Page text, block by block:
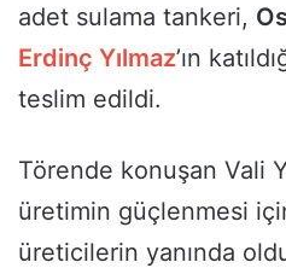
adet sulama tankeri,
Erdinç Yılmaz’ın
teslim edildi.
Törende konuşan Vali
üretimin güçlenmesi
üreticilerin yanında